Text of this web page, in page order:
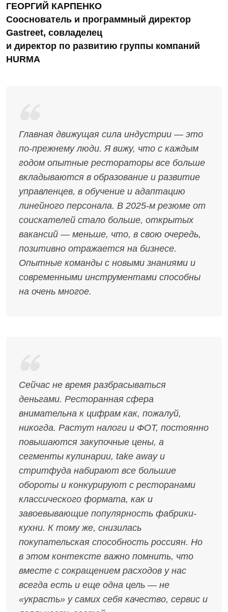
ГЕОРГИЙ КАРПЕНКО
Сооснователь и программный директор
Gastreet, совладелец
и директор по развитию группы компаний
HURMA
Главная движущая сила индустрии — это
по-прежнему люди. Я вижу, что с каждым
годом опытные рестораторы все больше
вкладываются в образование и развитие
управленцев, в обучение и адаптацию
линейного персонала. В 2025-м резюме от
соискателей стало больше, открытых
вакансий — меньше, что, в свою очередь,
позитивно отражается на бизнесе.
Опытные команды с новыми знаниями и
современными инструментами способны
на очень многое.
Сейчас не время разбрасываться
деньгами. Ресторанная сфера
внимательна к цифрам как, пожалуй,
никогда. Растут налоги и ФОТ, постоянно
повышаются закупочные цены, а
сегменты кулинарии, take away и
стритфуда набирают все большие
обороты и конкурируют с ресторанами
классического формата, как и
завоевывающие популярность фабрики-
кухни. К тому же, снизилась
покупательская способность россиян. Но
в этом контексте важно помнить, что
вместе с сокращением расходов у нас
всегда есть и еще одна цель — не
«украсть» у самих себя качество, сервис и